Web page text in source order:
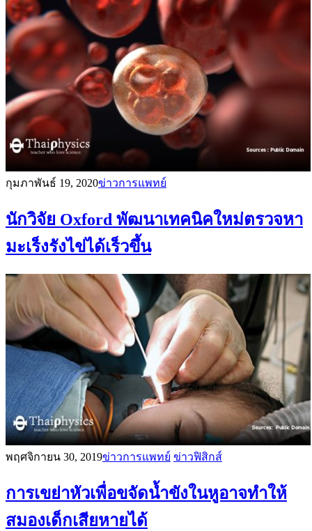
กุมภาพันธ์ 19, 2020ข่าวการแพทย์
นักวิจัย Oxford พัฒนาเทคนิคใหม่ตรวจหา
มะเร็งรังไข่ได้เร็วขึ้น
พฤศจิกายน 30, 2019ข่าวการแพทย์ ข่าวฟิสิกส์
การเขย่าหัวเพื่อขจัดน้ำขังในหูอาจทำให้
สมองเด็กเสียหายได้